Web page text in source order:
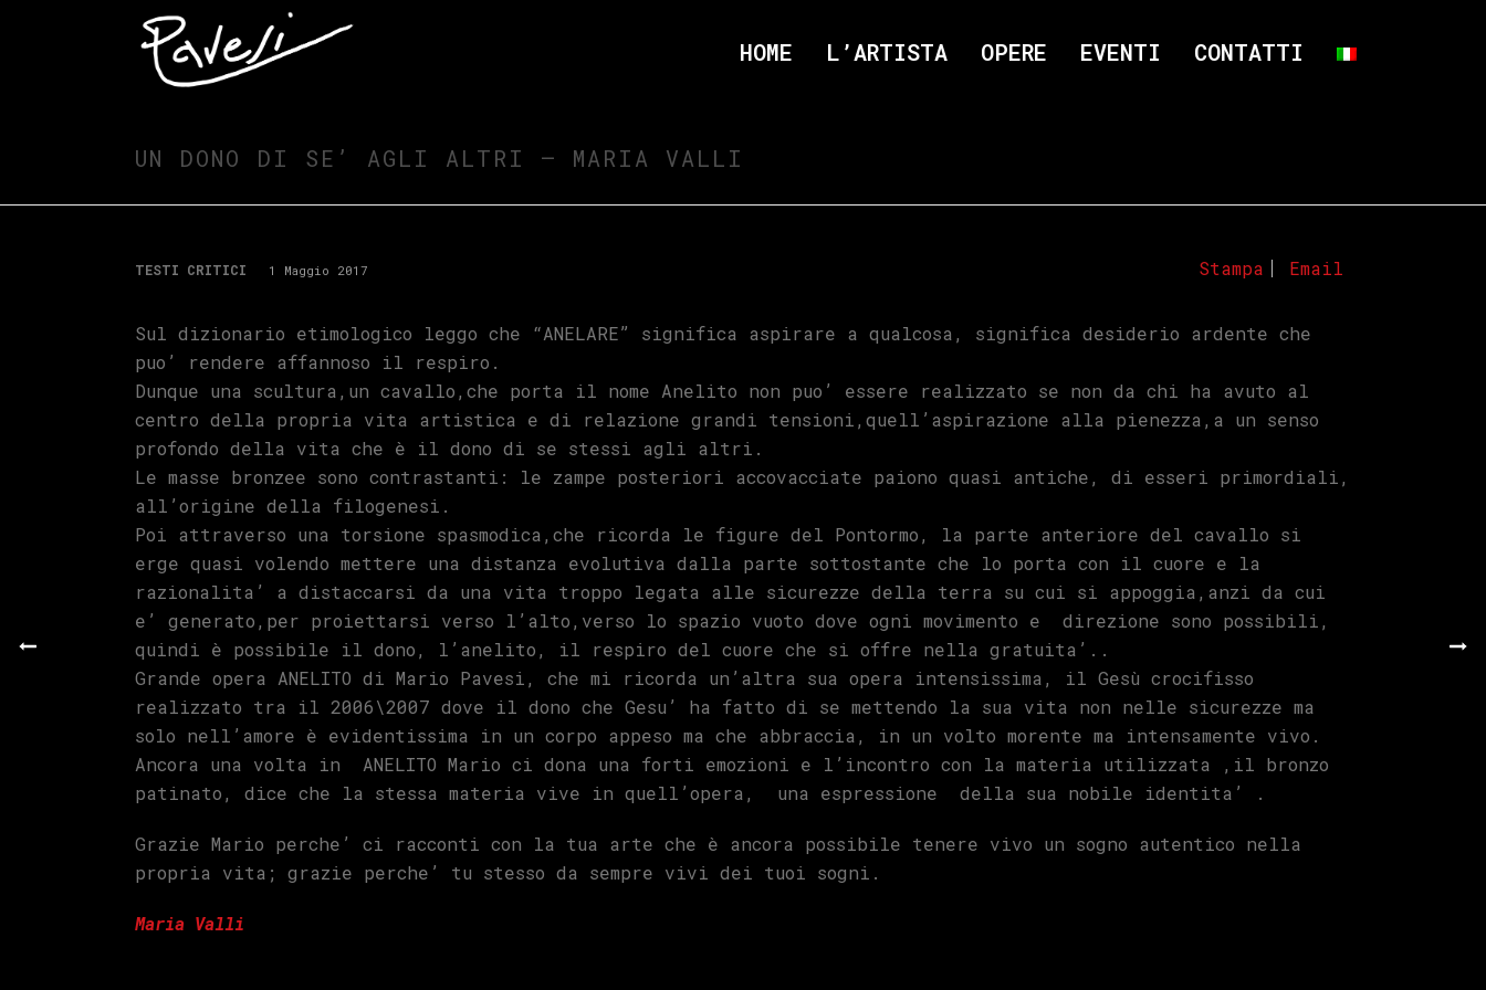
HOME L’ARTISTA OPERE EVENTI CONTATTI
UN DONO DI SE’ AGLI ALTRI – MARIA VALLI
Stampa Email
TESTI CRITICI 1 Maggio 2017
Sul dizionario etimologico leggo che “ANELARE” significa aspirare a qualcosa, significa desiderio ardente che
puo’ rendere affannoso il respiro.
Dunque una scultura,un cavallo,che porta il nome Anelito non puo’ essere realizzato se non da chi ha avuto al
centro della propria vita artistica e di relazione grandi tensioni,quell’aspirazione alla pienezza,a un senso
profondo della vita che è il dono di se stessi agli altri.
Le masse bronzee sono contrastanti: le zampe posteriori accovacciate paiono quasi antiche, di esseri primordiali,
all’origine della filogenesi.
Poi attraverso una torsione spasmodica,che ricorda le figure del Pontormo, la parte anteriore del cavallo si
erge quasi volendo mettere una distanza evolutiva dalla parte sottostante che lo porta con il cuore e la
razionalita’ a distaccarsi da una vita troppo legata alle sicurezze della terra su cui si appoggia,anzi da cui
e’ generato,per proiettarsi verso l’alto,verso lo spazio vuoto dove ogni movimento e direzione sono possibili,
quindi è possibile il dono, l’anelito, il respiro del cuore che si offre nella gratuita’..
Grande opera ANELITO di Mario Pavesi, che mi ricorda un’altra sua opera intensissima, il Gesù crocifisso
realizzato tra il 2006\2007 dove il dono che Gesu’ ha fatto di se mettendo la sua vita non nelle sicurezze ma
solo nell’amore è evidentissima in un corpo appeso ma che abbraccia, in un volto morente ma intensamente vivo.
Ancora una volta in ANELITO Mario ci dona una forti emozioni e l’incontro con la materia utilizzata ,il bronzo
patinato, dice che la stessa materia vive in quell’opera, una espressione della sua nobile identita’ .
Grazie Mario perche’ ci racconti con la tua arte che è ancora possibile tenere vivo un sogno autentico nella
propria vita; grazie perche’ tu stesso da sempre vivi dei tuoi sogni.
Maria Valli